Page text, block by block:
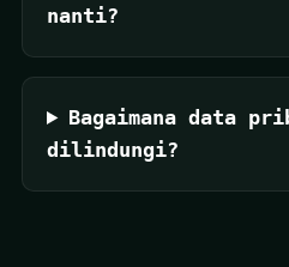
nanti?
Bagaimana data
dilindungi?